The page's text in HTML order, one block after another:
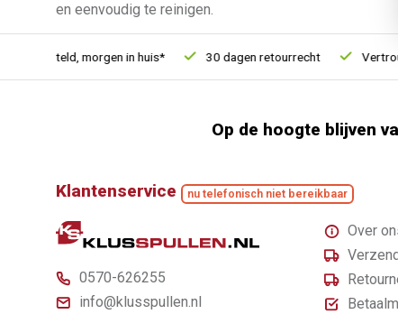
en eenvoudig te reinigen.
besteld, morgen in huis* 30 dagen retourrecht
Op de hoogte blijven
Klantenservice nu telefonisch niet bereikbaar
0570-626255
info@klusspullen.nl
Over